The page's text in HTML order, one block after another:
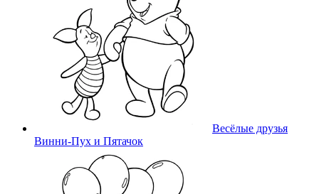
Весёлые друзья
Винни-Пух и Пятачок